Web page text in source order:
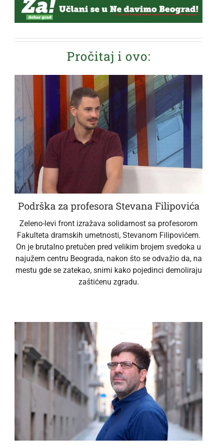
Pročitaj i ovo:
Podrška za profesora Stevana Filipovića
Zeleno-levi front izražava solidarnost sa profesorom
Fakulteta dramskih umetnosti, Stevanom Filipovićem.
On je brutalno pretučen pred velikim brojem svedoka u
najužem centru Beograda, nakon što se odvažio da, na
mestu gde se zatekao, snimi kako pojedinci demoliraju
zaštićenu zgradu.